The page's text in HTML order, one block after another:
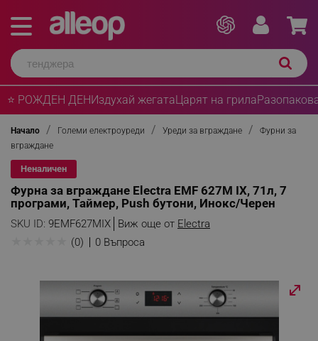
⭐ РОЖДЕН ДЕНИздухай жегатаЦарят на грила
Начало Големи електроуреди Уреди за вграждане
Фурни за
вграждане
Неналичен
Фурна за вграждане Electra EMF 627M IX, 71л, 7
програми, Таймер, Push бутони, Инокс/Черен
SKU ID: 9EMF627MIX Виж още от Electra
(0) 0 Въпроса